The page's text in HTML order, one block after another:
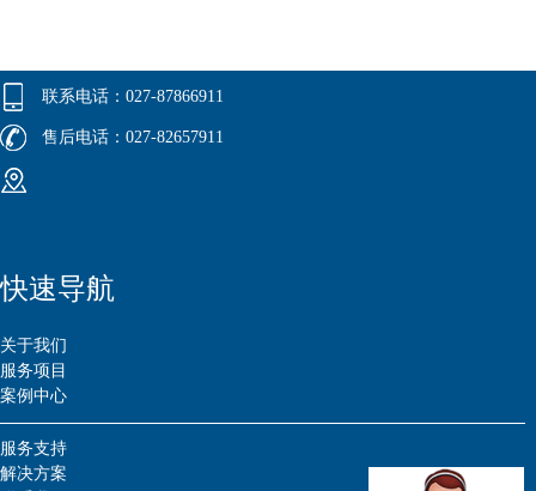
联系电话：027-87866911
售后电话：027-82657911
快速导航
关于我们
服务项目
案例中心
服务支持
解决方案